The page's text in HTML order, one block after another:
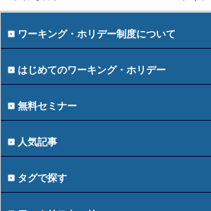
ワーキング・ホリデー制度について
はじめてのワーキング・ホリデー
無料セミナー
人気記事
タグで探す